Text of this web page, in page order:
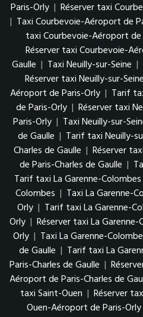
Paris-Orly | Réserver taxi
| Taxi Courbevoie-Aéroport de
taxi Courbevoie-Aéroport de
Réserver taxi Courbevoie-
Gaulle | Taxi Neuilly-sur-Seine |
Réserver taxi Neuilly-sur-Seine
Aéroport de Paris-Orly | Tarif
de Paris-Orly | Réserver taxi
Paris-Orly | Taxi Neuilly-sur-
de Gaulle | Tarif taxi Neuilly-
Charles de Gaulle | Réserver
de Paris-Charles de Gaulle |
Tarif taxi La Garenne-Colombes
Colombes | Taxi La Garenne-
Orly | Tarif taxi La Garenne-
Orly | Réserver taxi La
Orly | Taxi La Garenne-
de Gaulle | Tarif taxi La
Paris-Charles de Gaulle |
Aéroport de Paris-Charles de
taxi Saint-Ouen | Réserver
Ouen-Aéroport de Paris-Orly